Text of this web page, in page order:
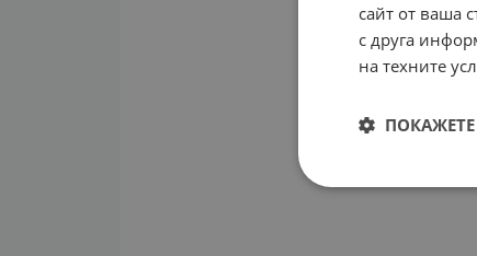
сайт от ваша
с друга
на техните